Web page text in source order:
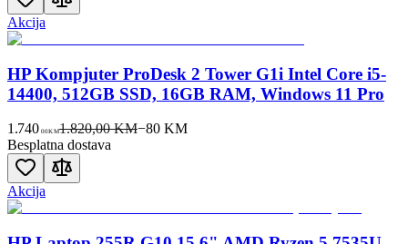
Akcija
HP Kompjuter ProDesk 2 Tower G1i Intel Core i5-
14400, 512GB SSD, 16GB RAM, Windows 11 Pro
1.740 00KM1.820,00 KM−80KM
Besplatna dostava
Akcija